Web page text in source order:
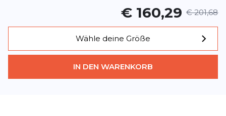
€ 160,29 € 201,68
Wähle deine Größe
IN DEN WARENKORB